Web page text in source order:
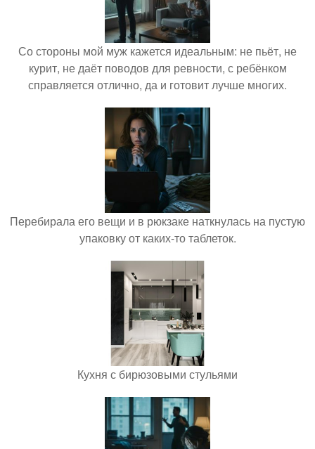
Со стороны мой муж кажется идеальным: не пьёт, не
курит, не даёт поводов для ревности, с ребёнком
справляется отлично, да и готовит лучше многих.
Перебирала его вещи и в рюкзаке наткнулась на пустую
упаковку от каких-то таблеток.
Кухня с бирюзовыми стульями